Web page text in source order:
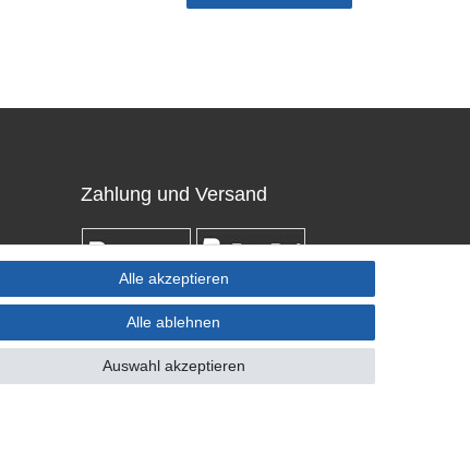
Zahlung und Versand
Alle akzeptieren
Alle ablehnen
Auswahl akzeptieren